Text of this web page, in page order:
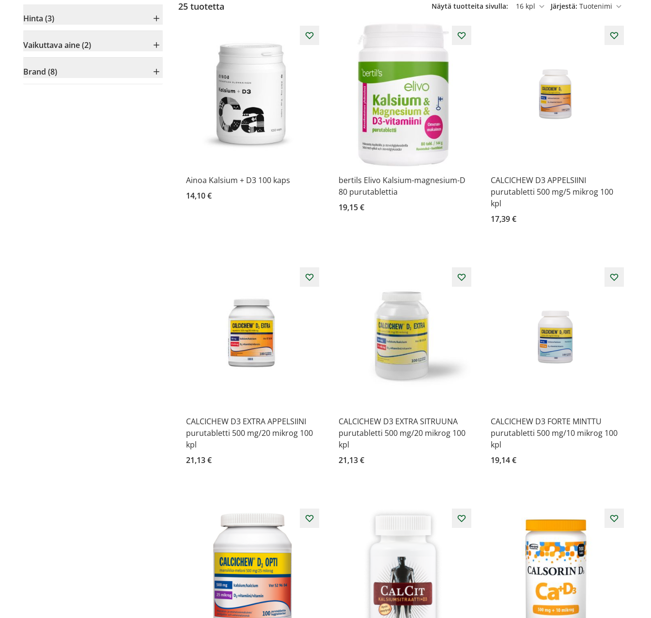
Hinta (3)
Vaikuttava aine (2)
Brand (8)
25 tuotetta Näytä tuotteita sivulla:
per sivu
Järjestä:
Ainoa Kalsium + D3 100 kaps
14,10 €
bertils Elivo Kalsium-magnesium-D
80 purutablettia
19,15 €
CALCICHEW D3 APPELSIINI
purutabletti 500 mg/5 mikrog 100
kpl
17,39 €
CALCICHEW D3 EXTRA APPELSIINI
purutabletti 500 mg/20 mikrog 100
kpl
21,13 €
CALCICHEW D3 EXTRA SITRUUNA
purutabletti 500 mg/20 mikrog 100
kpl
21,13 €
CALCICHEW D3 FORTE MINTTU
purutabletti 500 mg/10 mikrog 100
kpl
19,14 €